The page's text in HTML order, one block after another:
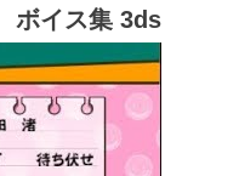
ボイス集 3ds